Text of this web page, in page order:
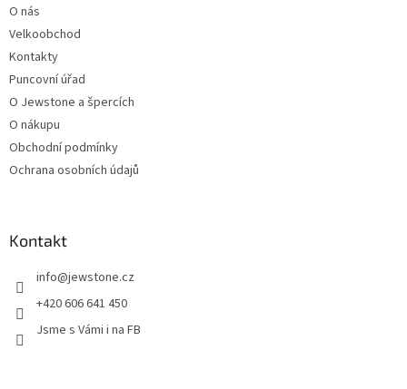
O nás
Velkoobchod
Kontakty
Puncovní úřad
O Jewstone a špercích
O nákupu
Obchodní podmínky
Ochrana osobních údajů
Kontakt
info@jewstone.cz
+420 606 641 450
Jsme s Vámi i na FB